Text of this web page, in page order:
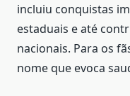
incluiu conquistas
estaduais e até
nacionais. Para os
nome que evoca